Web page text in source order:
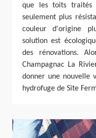
que les toits traités
seulement plus
couleur d'origine
solution est
des rénovations.
Champagnac La
donner une nouvelle
hydrofuge de Site